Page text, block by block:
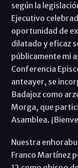
según la
Ejecutivo
oportunidad de
dilatado y eficaz
públicamente mi
Conferencia
anteayer, se
Badajoz como
Morga, que
Asamblea.
Nuestra
Franco Martínez